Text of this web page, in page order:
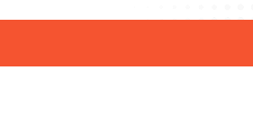
片相机免费版